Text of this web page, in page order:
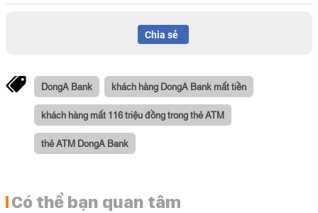
Chia sẻ
DongA Bank khách hàng DongA Bank mất tiền
khách hàng mất 116 triệu đồng trong thẻ ATM
thẻ ATM DongA Bank
Có thể bạn quan tâm